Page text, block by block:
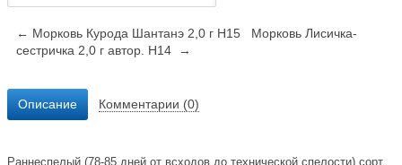
← Морковь Курода Шантанэ 2,0 г Н15
Морковь Лисичка-
сестричка 2,0 г автор. Н14 →
Описание Комментарии (0)
Раннеспелый (78-85 дней от всходов до технической спелости) сорт.